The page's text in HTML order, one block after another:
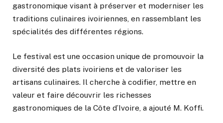
gastronomique visant à préserver et moderniser les
traditions culinaires ivoiriennes, en rassemblant les
spécialités des différentes régions.
Le festival est une occasion unique de promouvoir la
diversité des plats ivoiriens et de valoriser les
artisans culinaires. Il cherche à codifier, mettre en
valeur et faire découvrir les richesses
gastronomiques de la Côte d’Ivoire, a ajouté M. Koffi.